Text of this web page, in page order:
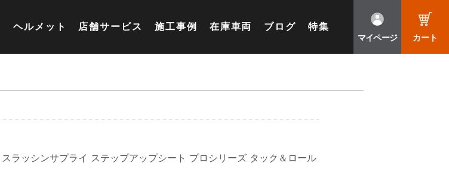
ヘルメット 店舗サービス 施工事例 在庫車両 ブログ 特集
マイページ カート
スラッシンサプライ ステップアップシート プロシリーズ タック＆ロール